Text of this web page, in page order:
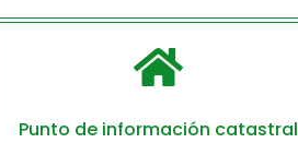

Punto de información catastral